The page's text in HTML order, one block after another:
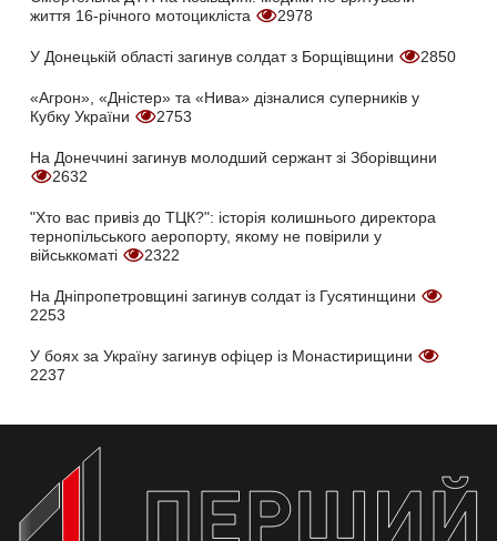
життя 16-річного мотоцикліста
2978
У Донецькій області загинув солдат з Борщівщини 2850
«Агрон», «Дністер» та «Нива» дізналися суперників у
Кубку України
2753
На Донеччині загинув молодший сержант зі Зборівщини
2632
"Хто вас привіз до ТЦК?": історія колишнього директора
тернопільського аеропорту, якому не повірили у
військкоматі
2322
На Дніпропетровщині загинув солдат із Гусятинщини
2253
У боях за Україну загинув офіцер із Монастирищини
2237